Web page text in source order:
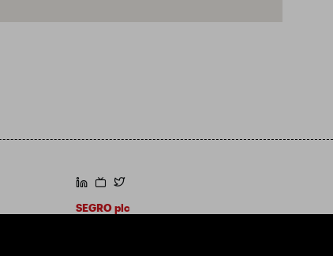
https://www.linkedin.com/
https://www.youtube.com/
https://twitter.com/segroplc
SEGRO plc